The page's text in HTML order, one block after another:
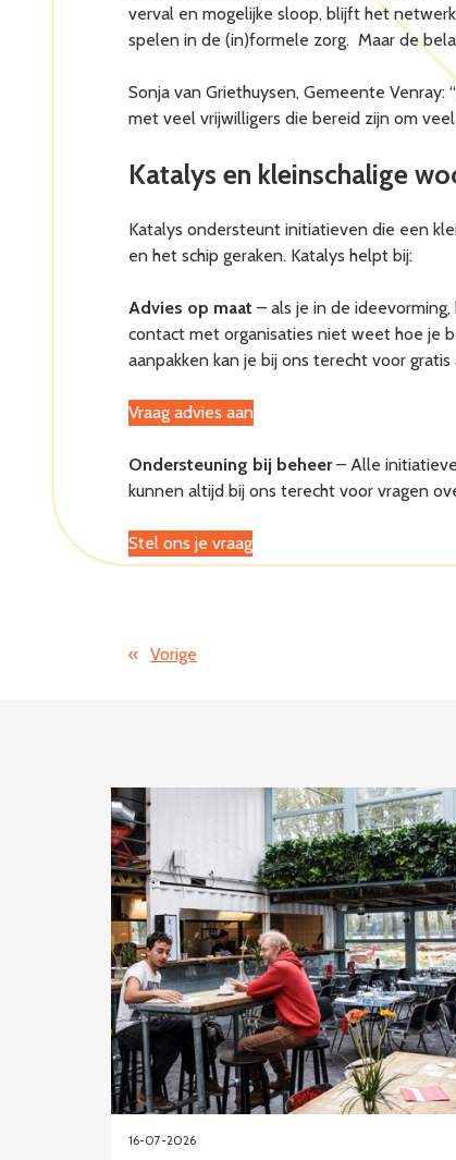
verval en mogelijke sloop, blijft het
spelen in de (in)formele zorg. Maar de
Sonja van Griethuysen, Gemeente
met veel vrijwilligers die bereid zijn om
Katalys en kleinschalige
Katalys ondersteunt initiatieven die een
en het schip geraken. Katalys helpt bij:
Advies op maat – als je in de
contact met organisaties niet weet hoe je
aanpakken kan je bij ons terecht voor gratis
Vraag advies aan
Ondersteuning bij beheer– Alle
kunnen altijd bij ons terecht voor vragen
Stel ons je vraag
« Vorige
16-07-2026